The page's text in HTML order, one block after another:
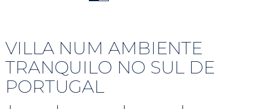
VILLA NUM AMBIENTE
TRANQUILO NO SUL DE
PORTUGAL